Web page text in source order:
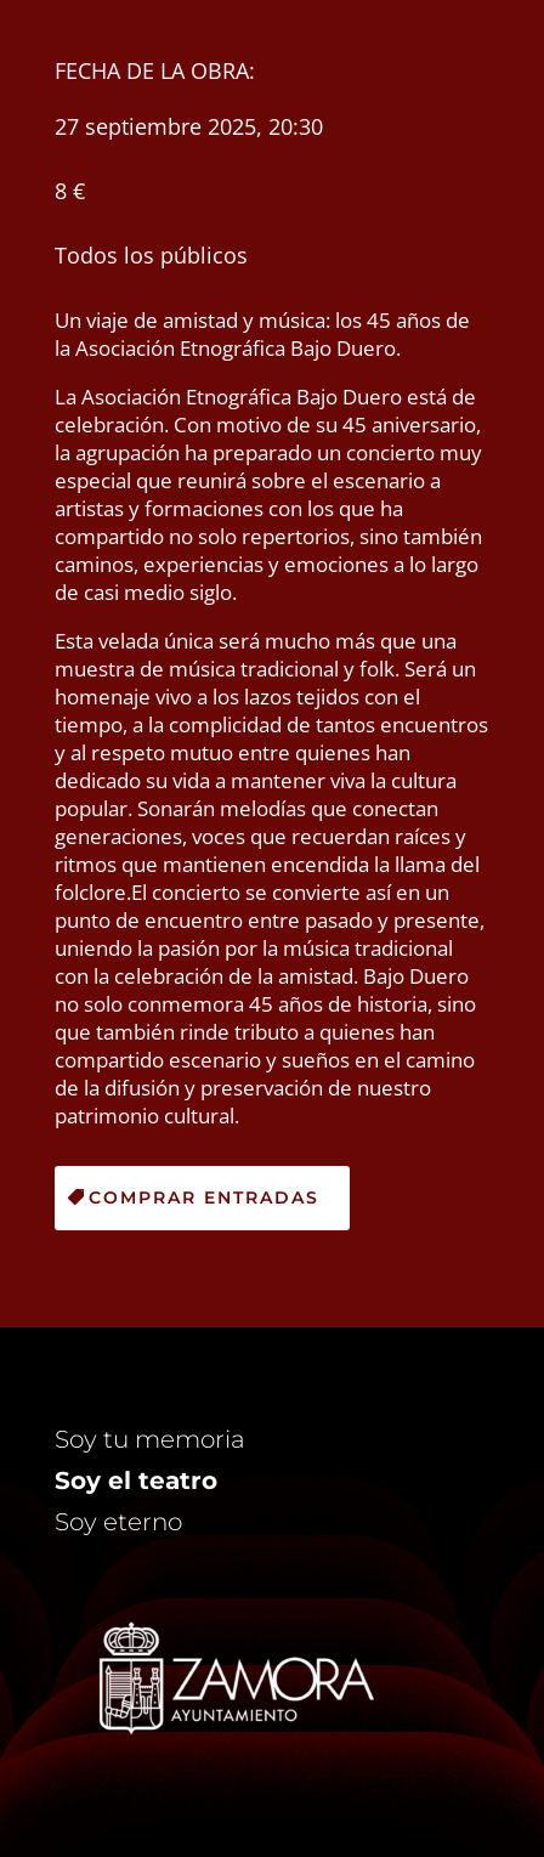
FECHA DE LA OBRA:
27 septiembre 2025, 20:30
8 €
Todos los públicos
Un viaje de amistad y música: los 45 años de
la Asociación Etnográfica Bajo Duero.
La Asociación Etnográfica Bajo Duero está de
celebración. Con motivo de su 45 aniversario,
la agrupación ha preparado un concierto muy
especial que reunirá sobre el escenario a
artistas y formaciones con los que ha
compartido no solo repertorios, sino también
caminos, experiencias y emociones a lo largo
de casi medio siglo.
Esta velada única será mucho más que una
muestra de música tradicional y folk. Será un
homenaje vivo a los lazos tejidos con el
tiempo, a la complicidad de tantos encuentros
y al respeto mutuo entre quienes han
dedicado su vida a mantener viva la cultura
popular. Sonarán melodías que conectan
generaciones, voces que recuerdan raíces y
ritmos que mantienen encendida la llama del
folclore.El concierto se convierte así en un
punto de encuentro entre pasado y presente,
uniendo la pasión por la música tradicional
con la celebración de la amistad. Bajo Duero
no solo conmemora 45 años de historia, sino
que también rinde tributo a quienes han
compartido escenario y sueños en el camino
de la difusión y preservación de nuestro
patrimonio cultural.
COMPRAR ENTRADAS
Soy tu memoria
Soy el teatro
Soy eterno